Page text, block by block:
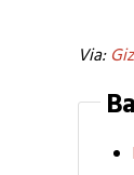
Via: